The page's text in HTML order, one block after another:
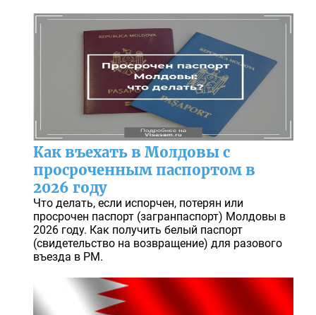
Как въехать в Молдовы с
просроченным паспортом в
2026 году
Что делать, если испорчен, потерян или
просрочен паспорт (загранпаспорт) Молдовы в
2026 году. Как получить белый паспорт
(свидетельство на возвращение) для разового
въезда в РМ.